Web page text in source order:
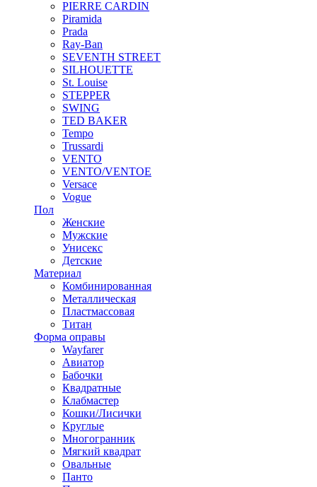
PIERRE CARDIN
Piramida
Prada
Ray-Ban
SEVENTH STREET
SILHOUETTE
St. Louise
STEPPER
SWING
TED BAKER
Tempo
Trussardi
VENTO
VENTO/VENTOE
Versace
Vogue
Пол
Женские
Мужские
Унисекс
Детские
Материал
Комбинированная
Металлическая
Пластмассовая
Титан
Форма оправы
Wayfarer
Авиатор
Бабочки
Квадратные
Клабмастер
Кошки/Лисички
Круглые
Многогранник
Мягкий квадрат
Овальные
Панто